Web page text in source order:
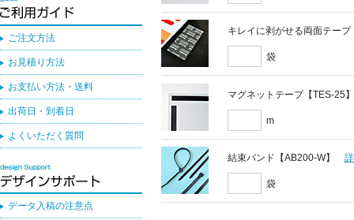
キレイに剥がせる両面テープ
袋
マグネットテープ【TES-25
m
結束バンド【AB200-W】
袋
ご注文方法
お見積り方法
お支払い方法・送料
出荷日・到着日
よくいただく質問
データ入稿の注意点